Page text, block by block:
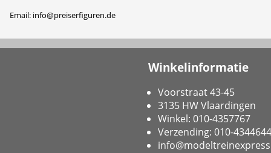
Email: info@preiserfiguren.de
Winkelinformatie
Voorstraat 43-45
3135 HW Vlaardingen
Winkel: 010-4357767
Verzending: 010-4344644